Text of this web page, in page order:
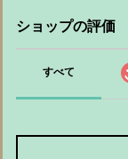
ショップの評価
すべて